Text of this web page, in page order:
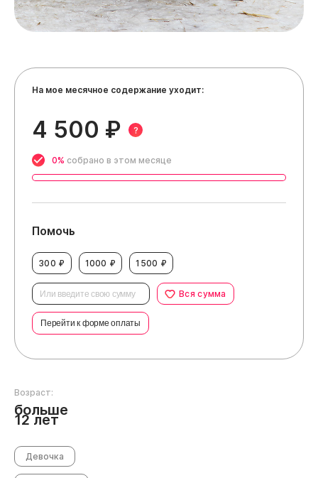
На мое месячное содержание уходит:
4 500 ₽ ?
0% собрано в этом месяце
Помочь
300 ₽ 1000 ₽ 1500 ₽
Вся сумма
Перейти к форме оплаты
Возраст:
больше
12 лет
Девочка